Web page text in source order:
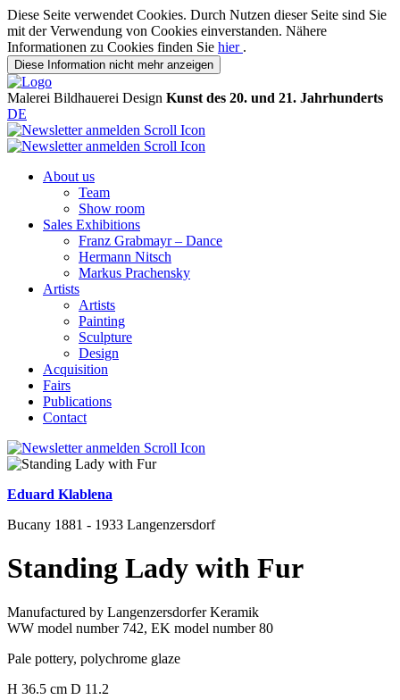
Diese Seite verwendet Cookies. Durch Nutzen dieser Seite sind Sie
mit der Verwendung von Cookies einverstanden. Nähere
Informationen zu Cookies finden Sie hier .
Diese Information nicht mehr anzeigen
Malerei Bildhauerei Design Kunst des 20. und 21. Jahrhunderts
DE
About us
Team
Show room
Sales Exhibitions
Franz Grabmayr – Dance
Hermann Nitsch
Markus Prachensky
Artists
Artists
Painting
Sculpture
Design
Acquisition
Fairs
Publications
Contact
Eduard Klablena
Bucany 1881 - 1933 Langenzersdorf
Standing Lady with Fur
Manufactured by Langenzersdorfer Keramik
WW model number 742, EK model number 80
Pale pottery, polychrome glaze
H 36.5 cm D 11.2